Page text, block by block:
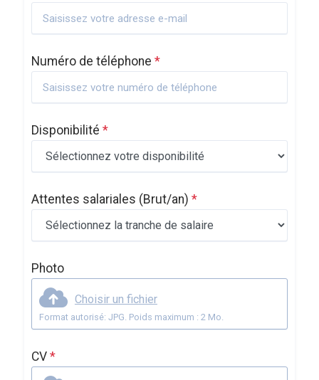
Numéro de téléphone *
Disponibilité *
Attentes salariales (Brut/an) *
Photo
Choisir un fichier
Format autorisé: JPG. Poids maximum : 2 Mo.
CV *